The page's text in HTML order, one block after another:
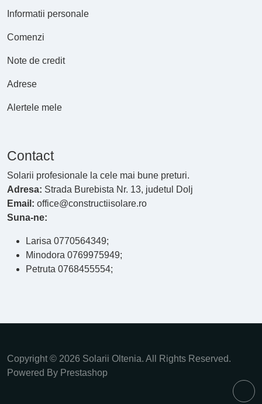
Informatii personale
Comenzi
Note de credit
Adrese
Alertele mele
Contact
Solarii profesionale la cele mai bune preturi.
Adresa: Strada Burebista Nr. 13, judetul Dolj
Email: office@constructiisolare.ro
Suna-ne:
Larisa 0770564349;
Minodora 0769975949;
Petruta 0768455554;
Copyright © 2026 Solarii Oltenia. All Rights Reserved.
Powered By Prestashop